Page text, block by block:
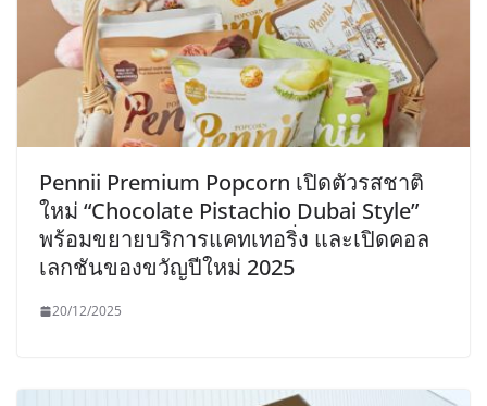
Pennii Premium Popcorn เปิดตัวรสชาติ
ใหม่ “Chocolate Pistachio Dubai Style”
พร้อมขยายบริการแคทเทอริ่ง และเปิดคอล
เลกชันของขวัญปีใหม่ 2025
20/12/2025